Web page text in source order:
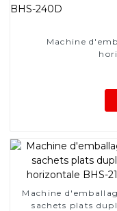
Machine
Machine
sachets plats